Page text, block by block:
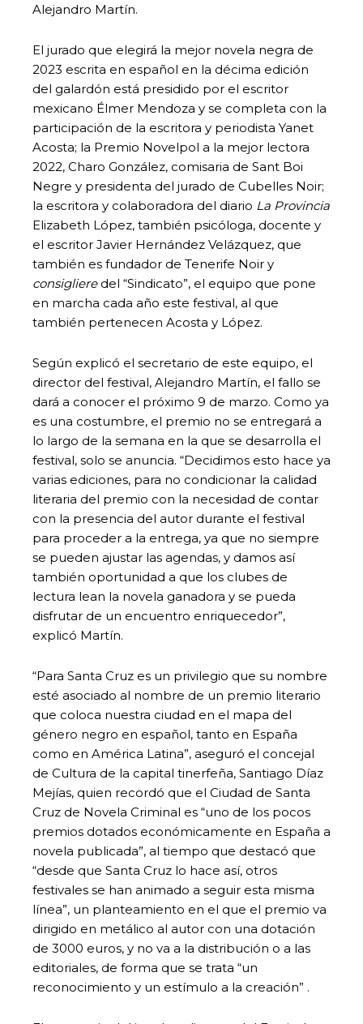
Alejandro Martín.
El jurado que elegirá la mejor novela negra de
2023 escrita en español en la décima edición
del galardón está presidido por el escritor
mexicano Élmer Mendoza y se completa con la
participación de la escritora y periodista Yanet
Acosta; la Premio Novelpol a la mejor lectora
2022, Charo González, comisaria de Sant Boi
Negre y presidenta del jurado de Cubelles Noir;
la escritora y colaboradora del diario La Provincia
Elizabeth López, también psicóloga, docente y
el escritor Javier Hernández Velázquez, que
también es fundador de Tenerife Noir y
consiglieredel “Sindicato”, el equipo que pone
en marcha cada año este festival, al que
también pertenecen Acosta y López.
Según explicó el secretario de este equipo, el
director del festival, Alejandro Martín, el fallo se
dará a conocer el próximo 9 de marzo. Como ya
es una costumbre, el premio no se entregará a
lo largo de la semana en la que se desarrolla el
festival, solo se anuncia. “Decidimos esto hace ya
varias ediciones, para no condicionar la calidad
literaria del premio con la necesidad de contar
con la presencia del autor durante el festival
para proceder a la entrega, ya que no siempre
se pueden ajustar las agendas, y damos así
también oportunidad a que los clubes de
lectura lean la novela ganadora y se pueda
disfrutar de un encuentro enriquecedor”,
explicó Martín.
“Para Santa Cruz es un privilegio que su nombre
esté asociado al nombre de un premio literario
que coloca nuestra ciudad en el mapa del
género negro en español, tanto en España
como en América Latina”, aseguró el concejal
de Cultura de la capital tinerfeña, Santiago Díaz
Mejías, quien recordó que el Ciudad de Santa
Cruz de Novela Criminal es “uno de los pocos
premios dotados económicamente en España a
novela publicada”, al tiempo que destacó que
“desde que Santa Cruz lo hace así, otros
festivales se han animado a seguir esta misma
línea”, un planteamiento en el que el premio va
dirigido en metálico al autor con una dotación
de 3000 euros, y no va a la distribución o a las
editoriales, de forma que se trata “un
reconocimiento y un estímulo a la creación” .